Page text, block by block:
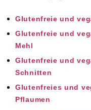
Glutenfreie und
Glutenfreie und
Mehl
Glutenfreie und
Schnitten
Glutenfreies und
Pflaumen